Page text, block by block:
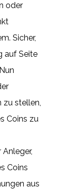
oder
Sicher,
auf Seite
zu stellen,
Coins zu
Coins
aus